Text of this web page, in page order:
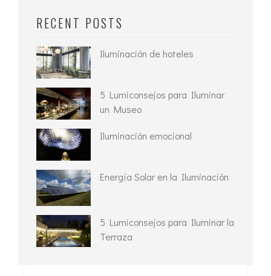
RECENT POSTS
Iluminación de hoteles
5 Lumiconsejos para Iluminar
un Museo
Iluminación emocional
Energía Solar en la Iluminación
5 Lumiconsejos para Iluminar la
Terraza